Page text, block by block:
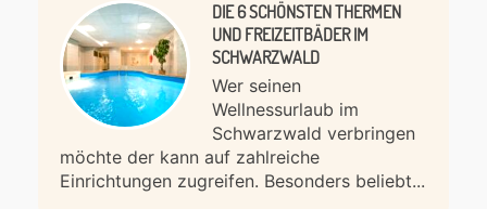
DIE 6 SCHÖNSTEN THERMEN
UND FREIZEITBÄDER IM
SCHWARZWALD
Wer seinen
Wellnessurlaub im
Schwarzwald verbringen
möchte der kann auf zahlreiche
Einrichtungen zugreifen. Besonders beliebt...